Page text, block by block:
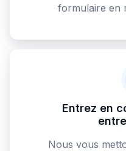
formulaire en
Entrez en
Nous vous